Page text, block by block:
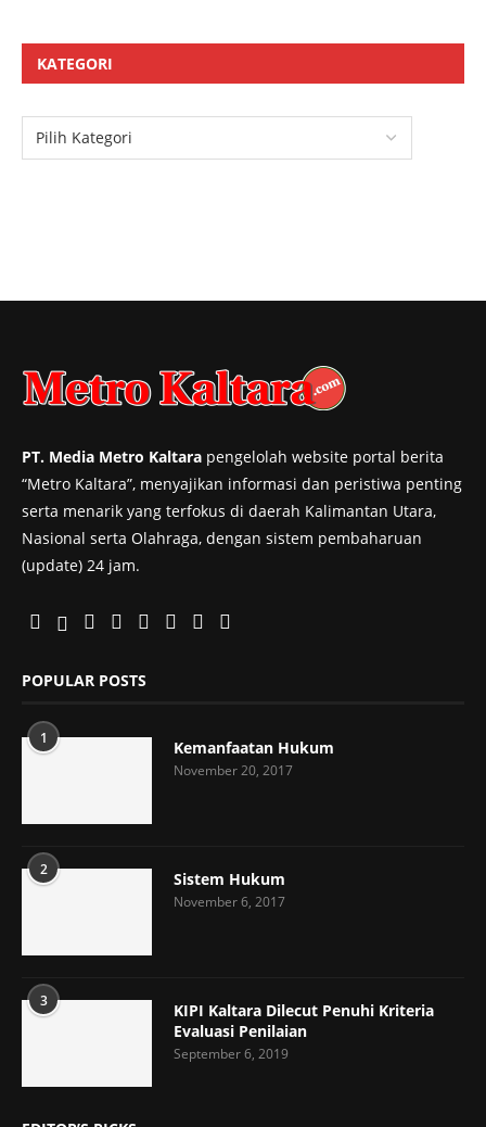
KATEGORI
PT. Media Metro Kaltara pengelolah website portal berita
“Metro Kaltara”, menyajikan informasi dan peristiwa penting
serta menarik yang terfokus di daerah Kalimantan Utara,
Nasional serta Olahraga, dengan sistem pembaharuan
(update) 24 jam.
POPULAR POSTS
1 Kemanfaatan Hukum
November 20, 2017
2 Sistem Hukum
November 6, 2017
3
KIPI Kaltara Dilecut Penuhi Kriteria
Evaluasi Penilaian
September 6, 2019